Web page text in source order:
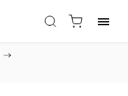
/